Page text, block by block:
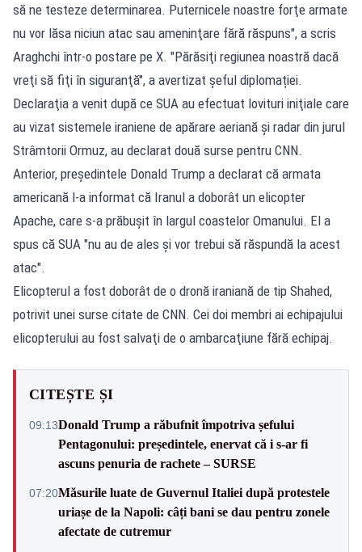
să ne testeze determinarea. Puternicele noastre forţe armate
nu vor lăsa niciun atac sau ameninţare fără răspuns", a scris
Araghchi într-o postare pe X. "Părăsiţi regiunea noastră dacă
vreţi să fiţi în siguranţă", a avertizat șeful diplomației.
Declaraţia a venit după ce SUA au efectuat lovituri iniţiale care
au vizat sistemele iraniene de apărare aeriană şi radar din jurul
Strâmtorii Ormuz, au declarat două surse pentru CNN.
Anterior, preşedintele Donald Trump a declarat că armata
americană l-a informat că Iranul a doborât un elicopter
Apache, care s-a prăbuşit în largul coastelor Omanului. El a
spus că SUA "nu au de ales şi vor trebui să răspundă la acest
atac".
Elicopterul a fost doborât de o dronă iraniană de tip Shahed,
potrivit unei surse citate de CNN. Cei doi membri ai echipajului
elicopterului au fost salvaţi de o ambarcaţiune fără echipaj.
CITEȘTE ȘI
09:13Donald Trump a răbufnit împotriva șefului
Pentagonului: președintele, enervat că i s-ar fi
ascuns penuria de rachete – SURSE
07:20Măsurile luate de Guvernul Italiei după protestele
uriașe de la Napoli: câți bani se dau pentru zonele
afectate de cutremur